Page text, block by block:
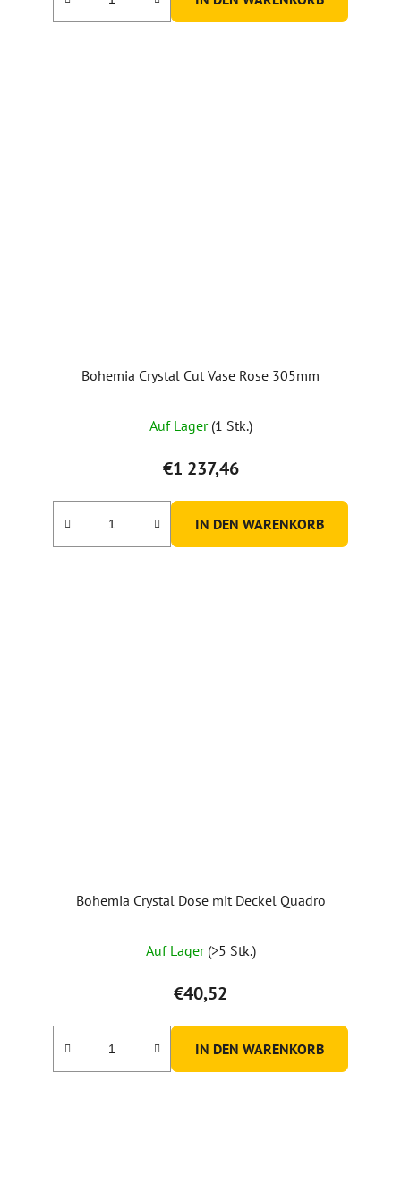
Bohemia Crystal Cut Vase Rose 305mm
Auf Lager (1 Stk.)
€1 237,46
IN DEN WARENKORB
Bohemia Crystal Dose mit Deckel Quadro
Auf Lager (>5 Stk.)
€40,52
IN DEN WARENKORB